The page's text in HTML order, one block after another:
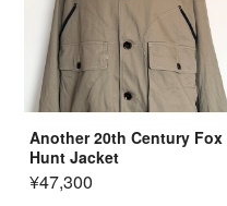
Another 20th Century Fox
Hunt Jacket
¥47,300